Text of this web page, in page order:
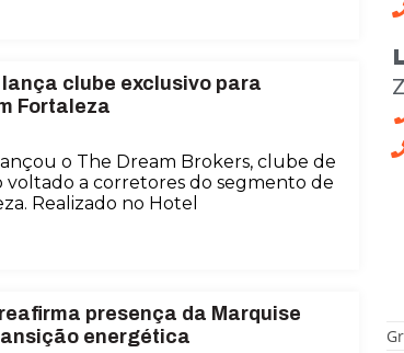
clube exclusivo para
Fortaleza
o The Dream Brokers, clube de
a corretores do segmento de
Realizado no Hotel
presença da Marquise
energética